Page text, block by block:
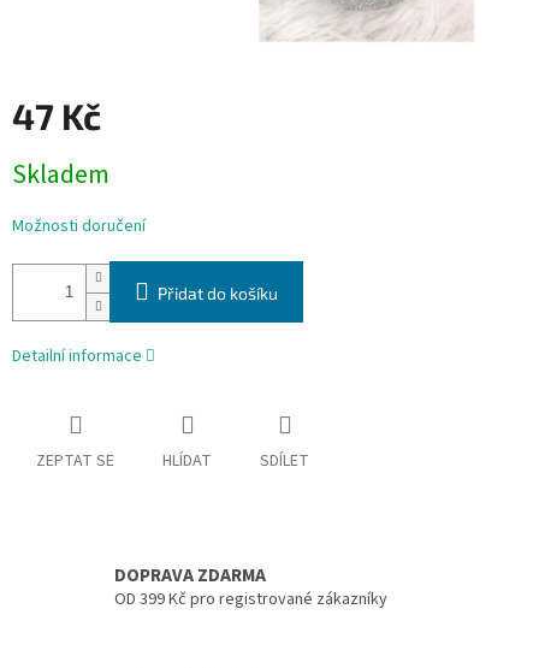
47 Kč
cena:
Skladem
Možnosti doručení
Přidat do košíku
Detailní informace
ZEPTAT SE HLÍDAT SDÍLET
DOPRAVA ZDARMA
OD 399 Kč pro registrované zákazníky